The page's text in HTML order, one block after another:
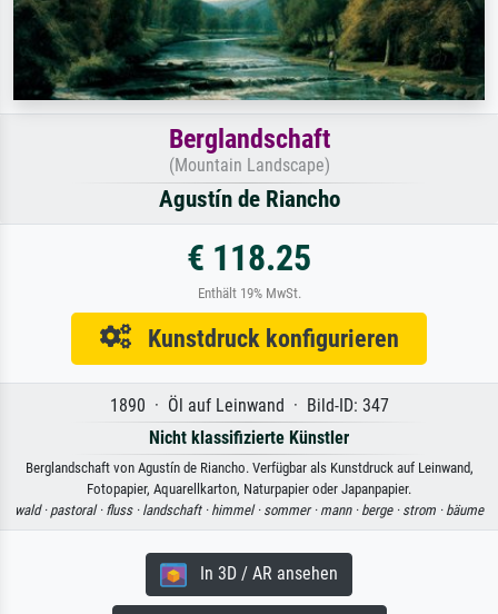
Berglandschaft
(Mountain Landscape)
Agustín de Riancho
€ 118.25
Enthält 19% MwSt.
Kunstdruck konfigurieren
1890 · Öl auf Leinwand · Bild-ID: 347
Nicht klassifizierte Künstler
Berglandschaft von Agustín de Riancho. Verfügbar als Kunstdruck auf Leinwand,
Fotopapier, Aquarellkarton, Naturpapier oder Japanpapier.
wald · pastoral · fluss · landschaft · himmel · sommer · mann · berge · strom · bäume
In 3D / AR ansehen